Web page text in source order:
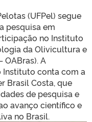
(UFPel) segue
pesquisa em
no Instituto
da Olivicultura e
OABras). A
conta com a
Brasil Costa, que
de pesquisa e
avanço científico e
no Brasil.